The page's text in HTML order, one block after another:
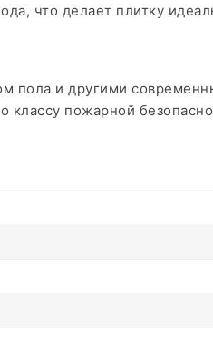
что делает плитку
пола и другими
пожарной